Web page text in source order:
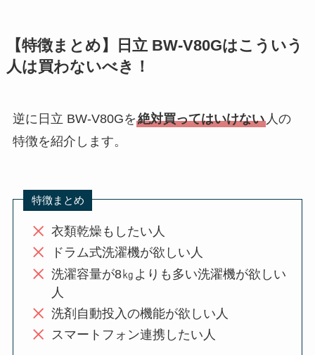
【特徴まとめ】日立 BW-V80Gはこういう
人は買わないべき！
逆に日立 BW-V80Gを絶対買ってはいけない人の
特徴を紹介します。
特徴まとめ
衣類乾燥もしたい人
ドラム式洗濯機が欲しい人
洗濯容量が8㎏よりも多い洗濯機が欲しい
人
洗剤自動投入の機能が欲しい人
スマートフォン連携したい人